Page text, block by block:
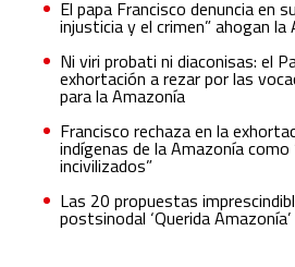
El papa Francisco denuncia en
injusticia y el crimen” ahogan la
Ni viri probati ni diaconisas: el
exhortación a rezar por las
para la Amazonía
Francisco rechaza en la
indígenas de la Amazonía como
incivilizados”
Las 20 propuestas
postsinodal ‘Querida